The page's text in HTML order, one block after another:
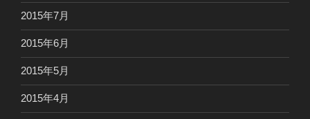
2015年7月
2015年6月
2015年5月
2015年4月